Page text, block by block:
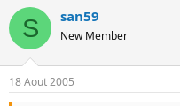
S san59
New Member
18 Aout 2005